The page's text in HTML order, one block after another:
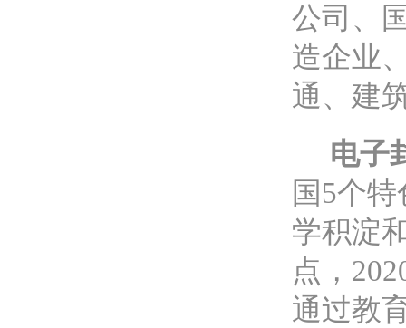
公司、
造企业
通、建
电子
国5个
学积淀
点，
通过教